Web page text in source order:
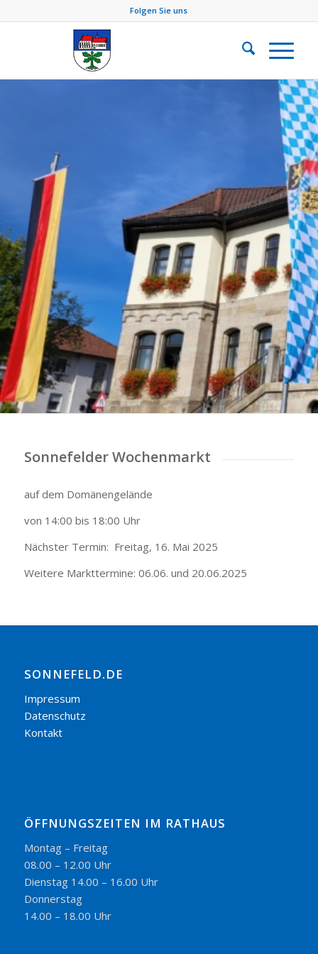
Folgen Sie uns
Sonnefelder Wochenmarkt
auf dem Domänengelände
von 14:00 bis 18:00 Uhr
Nächster Termin: Freitag, 16. Mai 2025
Weitere Markttermine: 06.06. und 20.06.2025
SONNEFELD.DE
Impressum
Datenschutz
Kontakt
ÖFFNUNGSZEITEN IM RATHAUS
Montag – Freitag
08.00 – 12.00 Uhr
Dienstag 14.00 – 16.00 Uhr
Donnerstag
14.00 – 18.00 Uhr